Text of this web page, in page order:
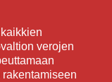
verojen